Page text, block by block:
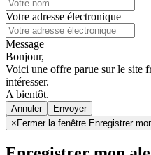
Votre adresse électronique
Message
Bonjour,
Voici une offre parue sur le site
intéresser.
A bientôt.
Annuler
×Fermer la fenêtre Enregistrer